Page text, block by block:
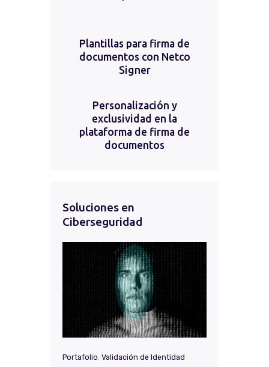
Plantillas para firma de
documentos con Netco
Signer
Personalización y
exclusividad en la
plataforma de firma de
documentos
Soluciones en
Ciberseguridad
Portafolio, Validación de Identidad